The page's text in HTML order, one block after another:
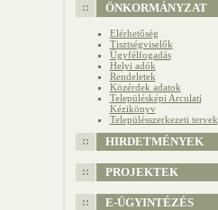
ÖNKORMÁNYZAT
Elérhetőség
Tisztségviselők
Ügyfélfogadás
Helyi adók
Rendeletek
Közérdek adatok
Településképi Arculati
Kézikönyv
Településszerkezeti tervek
HIRDETMÉNYEK
PROJEKTEK
E-ÜGYINTÉZÉS